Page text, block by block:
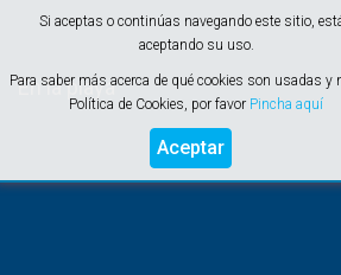
Si aceptas o continúas navegando este sitio,
aceptando su uso.
Para saber más acerca de qué cookies son usadas y
Política de Cookies, por favor Pincha aquí
Aceptar
En la playa